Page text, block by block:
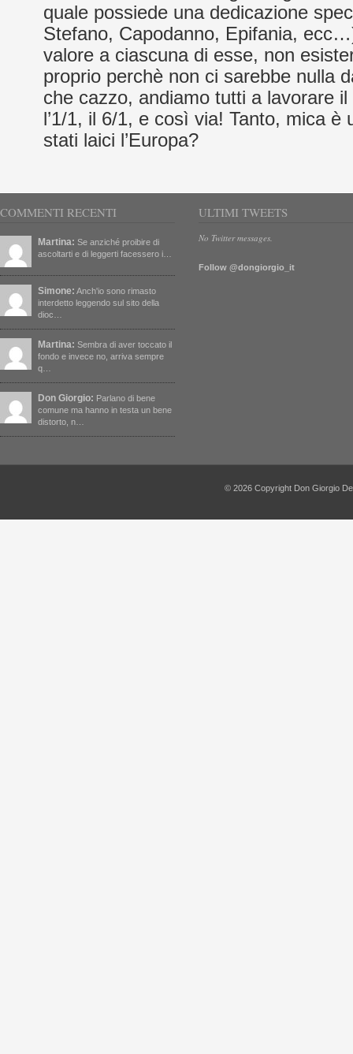
quale possiede una dedicazione
Stefano, Capodanno, Epifania,
valore a ciascuna di esse, non
proprio perchè non ci sarebbe nulla
che cazzo, andiamo tutti a lavorare
l’1/1, il 6/1, e così via! Tanto, mica è
stati laici l’Europa?
COMMENTI RECENTI
Martina: Se anziché proibire di
ascoltarti e di leggerti facessero i…
Simone: Anch'io sono rimasto
interdetto leggendo sul sito della
dioc…
Martina: Sembra di aver toccato il
fondo e invece no, arriva sempre
q…
Don Giorgio: Parlano di bene
comune ma hanno in testa un bene
distorto, n…
ULTIMI TWEETS
No Twitter messages.
Follow @dongiorgio_it
© 2026 Copyright Don Giorgio